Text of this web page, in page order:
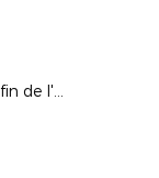
Retour en image sur la fin de l'aventure d'ALIZAY